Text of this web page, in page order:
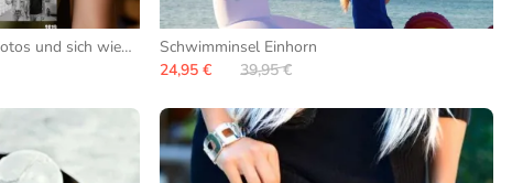
T-Shirt mit Schwarz-Weiß-Fotos und sich wiederholendem Text
Schwimminsel Einhorn
24,95 €
39,95 €